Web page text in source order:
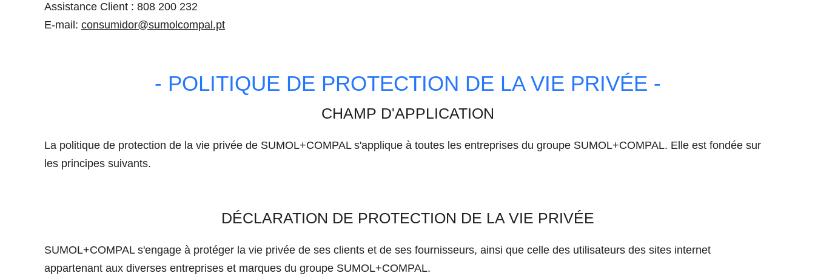
Assistance Client : 808 200 232
E-mail: consumidor@sumolcompal.pt
- POLITIQUE DE PROTECTION DE LA VIE PRIVÉE -
CHAMP D'APPLICATION
La politique de protection de la vie privée de SUMOL+COMPAL s'applique à toutes les entreprises du groupe SUMOL+COMPAL. Elle est fondée sur
les principes suivants.
DÉCLARATION DE PROTECTION DE LA VIE PRIVÉE
SUMOL+COMPAL s'engage à protéger la vie privée de ses clients et de ses fournisseurs, ainsi que celle des utilisateurs des sites internet
appartenant aux diverses entreprises et marques du groupe SUMOL+COMPAL.